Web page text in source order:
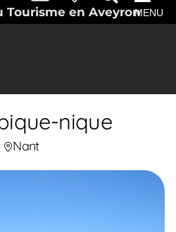
Tourisme en AveyronMENU
nique
Nant